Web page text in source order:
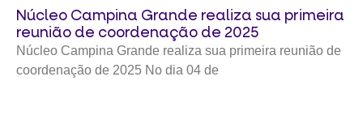
Núcleo Campina Grande realiza sua primeira
reunião de coordenação de 2025
Núcleo Campina Grande realiza sua primeira reunião de
coordenação de 2025 No dia 04 de